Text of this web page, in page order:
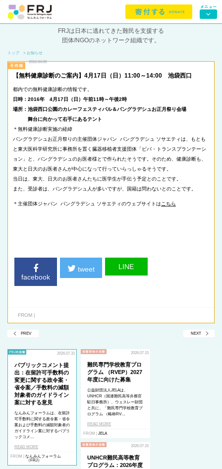
FRJは日本に逃れてきた難民を支援する
団体/NGOのネットワーク組織です。
トップ > お知らせ
2016.04.09
【無料健康診断のご案内】4月17日（日）11:00～14:00 池袋西口
都内での無料健康診断の情報です。
日時：2016年 4月17日（日）午前11時～午後2時
場所：池袋西口公園のカレーフェスティバル＆バングラデシュお正月祭り会場
舞台に向かって右手にあるテント
＊無料健康診断実施の経緯
バングラデシュお正月祭りの主催団体ジャパン バングラデシュ ソサエティは、もとも
と東大医科学研究所に事務所を置く臓器移植者支援団体「 ビバ・トランスプランテーシ
ョン」と、バングラデシュのお医者様とで作られたそうです。そのため、健康診断も、
東大と日大のお医者さんが中心になって行っていらっしゃるそうです。
当日は、東大、 日大のお医者さんたちに医学生が手伝う予定とのことです。
また、受診者は、バングラデシュ人が多いですが、 国籍は問わないとのことです。
＊主催団体ジャパン バングラデシュ ソサエティのウェブサイトはこちら
facebook
tweet LINE
FROM |
PREV NEXT
2026.07.31
パブリックコメント提
出：在留許可手数料の
変更に関する政令案・
省令案／手数料の減額
対象者のガイドライン
案に対する意見
なんみんフォーラムは、在留許
可手数料に関する政令案・省令
案および手数料の減額対象者の
ガイドライン案に対するパブリ
ックコメ…
READ MORE
FROM | なんみんフォーラム
（FRJ）
2026.07.15
難民専門学校教育プロ
グラム （RVEP）2027
年度に向けた募集
公益財団法人JELAは、
UNHCR（国連難民高等弁務官
駐日事務所）、ウェスレー財団
と共に、「難民専門学校教育プ
ログラム （略称RV…
READ MORE
FROM | JELA
2026.07.15
UNHCR難民高等教育
プログラム：2026年度